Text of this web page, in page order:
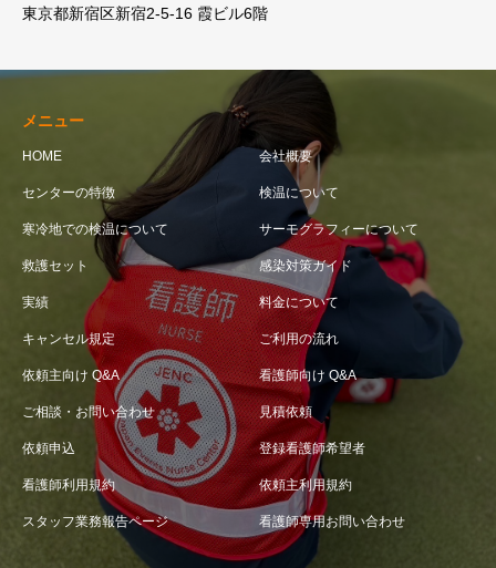
東京都新宿区新宿2-5-16 霞ビル6階
メニュー
HOME 会社概要
センターの特徴 検温について
寒冷地での検温について サーモグラフィーについて
救護セット 感染対策ガイド
実績 料金について
キャンセル規定 ご利用の流れ
依頼主向け Q&A 看護師向け Q&A
ご相談・お問い合わせ 見積依頼
依頼申込 登録看護師希望者
看護師利用規約 依頼主利用規約
スタッフ業務報告ページ 看護師専用お問い合わせ